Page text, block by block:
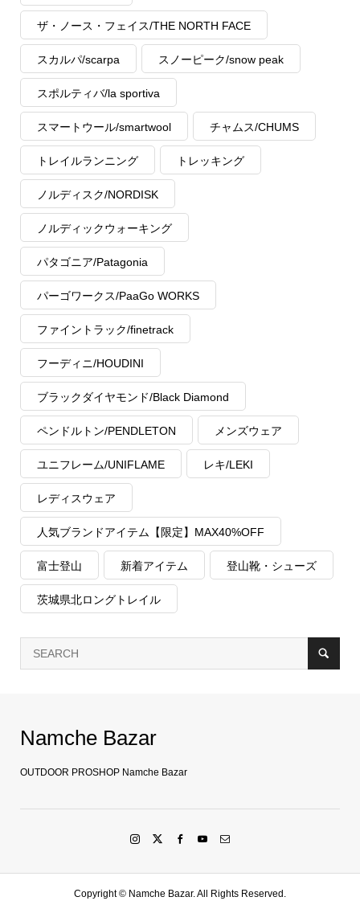
ザ・ノース・フェイス/THE NORTH FACE
スカルパ/scarpa スノーピーク/snow peak
スポルティバ/la sportiva
スマートウール/smartwool チャムス/CHUMS
トレイルランニング トレッキング
ノルディスク/NORDISK
ノルディックウォーキング
パタゴニア/Patagonia
パーゴワークス/PaaGo WORKS
ファイントラック/finetrack
フーディニ/HOUDINI
ブラックダイヤモンド/Black Diamond
ペンドルトン/PENDLETON メンズウェア
ユニフレーム/UNIFLAME レキ/LEKI
レディスウェア
人気ブランドアイテム【限定】MAX40%OFF
富士登山 新着アイテム 登山靴・シューズ
茨城県北ロングトレイル
Namche Bazar
OUTDOOR PROSHOP Namche Bazar
Copyright © Namche Bazar. All Rights Reserved.